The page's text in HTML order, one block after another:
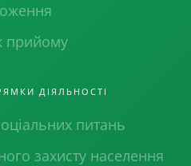
прийому
ДІЯЛЬНОСТІ
питань
захисту населення